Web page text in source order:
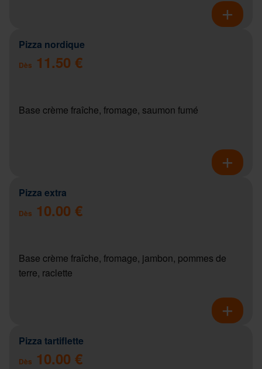
Pizza nordique
Dès 11.50 €
Base crème fraîche, fromage, saumon fumé
Pizza extra
Dès 10.00 €
Base crème fraîche, fromage, jambon, pommes de
terre, raclette
Pizza tartiflette
Dès 10.00 €